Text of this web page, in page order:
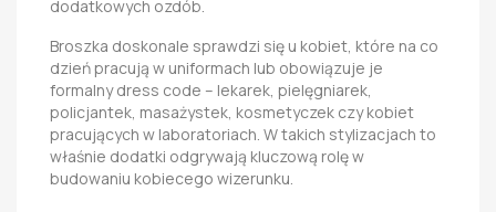
dodatkowych ozdób.
Broszka doskonale sprawdzi się u kobiet, które na co
dzień pracują w uniformach lub obowiązuje je
formalny dress code – lekarek, pielęgniarek,
policjantek, masażystek, kosmetyczek czy kobiet
pracujących w laboratoriach. W takich stylizacjach to
właśnie dodatki odgrywają kluczową rolę w
budowaniu kobiecego wizerunku.